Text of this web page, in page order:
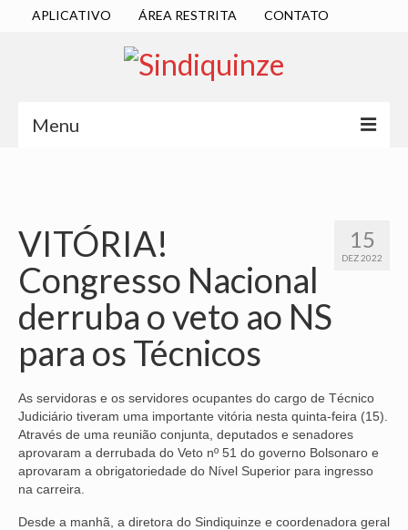
APLICATIVO ÁREA RESTRITA CONTATO
Menu
DIRETORIA EXECUTIVA
ESTATUTO
ATAS
LOCALIZAÇÃO
QUEM SOMOS
NOSSA HISTÓRIA
SUBSEDES
15
DEZ 2022
VITÓRIA!
Congresso Nacional
derruba o veto ao NS
para os Técnicos
As servidoras e os servidores ocupantes do cargo de Técnico
Judiciário tiveram uma importante vitória nesta quinta-feira (15).
Através de uma reunião conjunta, deputados e senadores
aprovaram a derrubada do Veto nº 51 do governo Bolsonaro e
aprovaram a obrigatoriedade do Nível Superior para ingresso
na carreira.
Desde a manhã, a diretora do Sindiquinze e coordenadora geral